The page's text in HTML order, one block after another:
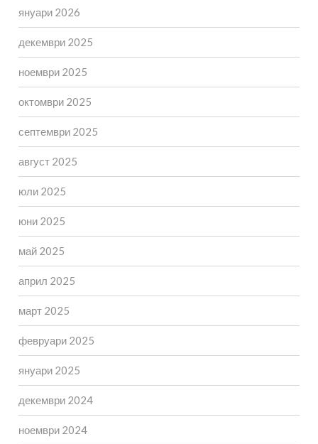
януари 2026
декември 2025
ноември 2025
октомври 2025
септември 2025
август 2025
юли 2025
юни 2025
май 2025
април 2025
март 2025
февруари 2025
януари 2025
декември 2024
ноември 2024